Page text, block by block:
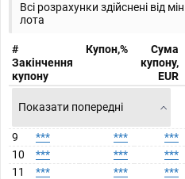
Всі розрахунки здійснені від
лота
#
Закінчення
купону
Купон,%
Сума
купону,
EUR
Показати попередні
9 *** *** ***
10
*** *** ***
11
*** *** ***